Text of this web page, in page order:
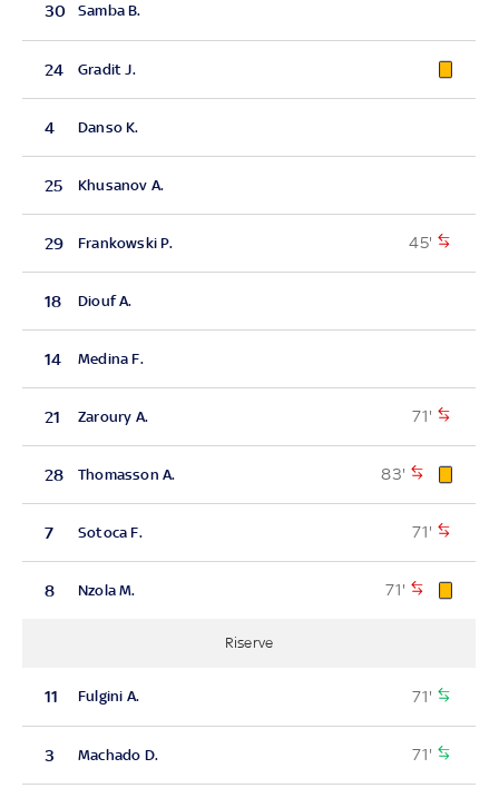
30 Samba B.
24 Gradit J.
4 Danso K.
25 Khusanov A.
29 Frankowski P. 45'
18 Diouf A.
14 Medina F.
21 Zaroury A. 71'
28 Thomasson A. 83'
7 Sotoca F. 71'
8 Nzola M. 71'
Riserve
11 Fulgini A. 71'
3 Machado D. 71'